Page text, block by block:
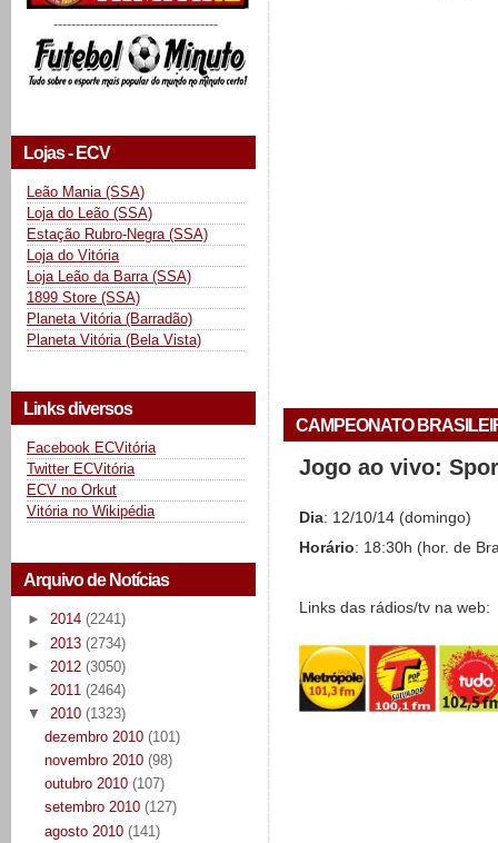
-------------------------------------
Lojas - ECV
Leão Mania (SSA)
Loja do Leão (SSA)
Estação Rubro-Negra (SSA)
Loja do Vitória
Loja Leão da Barra (SSA)
1899 Store (SSA)
Planeta Vitória (Barradão)
Planeta Vitória (Bela Vista)
Links diversos
Facebook ECVitória
Twitter ECVitória
ECV no Orkut
Vitória no Wikipédia
Arquivo de Notícias
► 2014 (2241)
► 2013 (2734)
► 2012 (3050)
► 2011 (2464)
▼ 2010 (1323)
dezembro 2010 (101)
novembro 2010 (98)
outubro 2010 (107)
setembro 2010 (127)
agosto 2010 (141)
CAMPEONATO
Jogo ao vivo:
Dia: 12/10/14 (domingo)
Horário: 18:30h (hor. de
Links das rádios/tv na web: